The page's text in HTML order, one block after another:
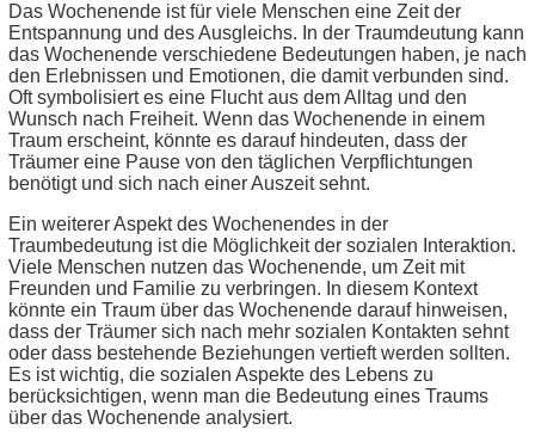
Das Wochenende ist für viele Menschen eine Zeit der
Entspannung und des Ausgleichs. In der Traumdeutung kann
das Wochenende verschiedene Bedeutungen haben, je nach
den Erlebnissen und Emotionen, die damit verbunden sind.
Oft symbolisiert es eine Flucht aus dem Alltag und den
Wunsch nach Freiheit. Wenn das Wochenende in einem
Traum erscheint, könnte es darauf hindeuten, dass der
Träumer eine Pause von den täglichen Verpflichtungen
benötigt und sich nach einer Auszeit sehnt.
Ein weiterer Aspekt des Wochenendes in der
Traumbedeutung ist die Möglichkeit der sozialen Interaktion.
Viele Menschen nutzen das Wochenende, um Zeit mit
Freunden und Familie zu verbringen. In diesem Kontext
könnte ein Traum über das Wochenende darauf hinweisen,
dass der Träumer sich nach mehr sozialen Kontakten sehnt
oder dass bestehende Beziehungen vertieft werden sollten.
Es ist wichtig, die sozialen Aspekte des Lebens zu
berücksichtigen, wenn man die Bedeutung eines Traums
über das Wochenende analysiert.